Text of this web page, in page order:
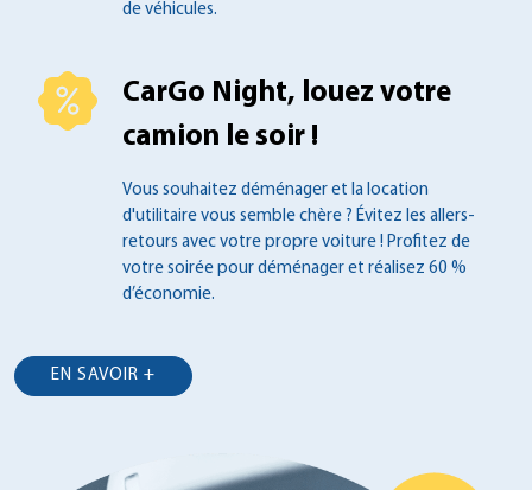
de véhicules.
CarGo Night, louez votre
camion le soir !
Vous souhaitez déménager et la location
d'utilitaire vous semble chère ? Évitez les allers-
retours avec votre propre voiture ! Profitez de
votre soirée pour déménager et réalisez 60 %
d’économie.
EN SAVOIR +